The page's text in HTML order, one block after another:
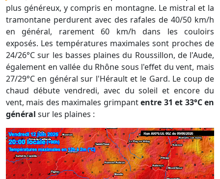
plus généreux, y compris en montagne. Le mistral et la
tramontane perdurent avec des rafales de 40/50 km/h
en général, rarement 60 km/h dans les couloirs
exposés. Les températures maximales sont proches de
24/26°C sur les basses plaines du Roussillon, de l'Aude,
également en vallée du Rhône sous l'effet du vent, mais
27/29°C en général sur l'Hérault et le Gard. Le coup de
chaud débute vendredi, avec du soleil et encore du
vent, mais des maximales grimpantentre 31 et 33°C en
général sur les plaines :